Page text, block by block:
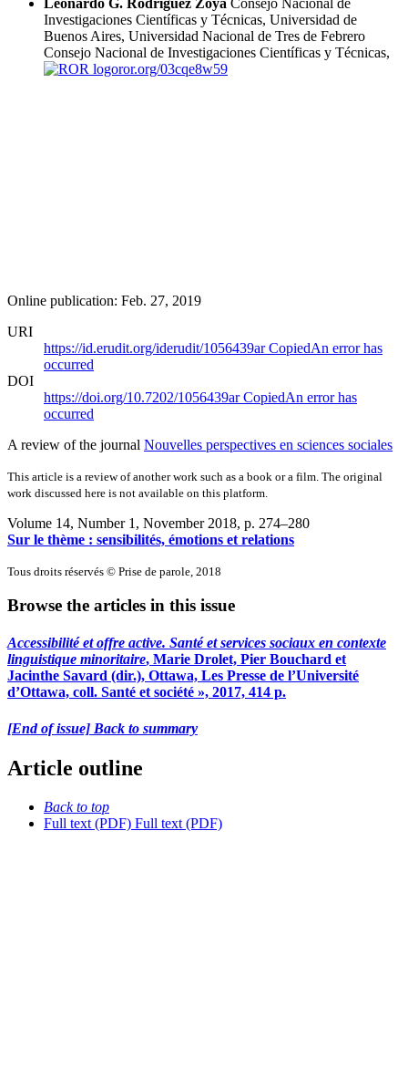
Investigaciones Científicas y Técnicas, Universidad de
Buenos Aires, Universidad Nacional de Tres de Febrero
Consejo Nacional de Investigaciones Científicas y Técnicas,
ror.org/03cqe8w59
Online publication: Feb. 27, 2019
URI
https://id.erudit.org/iderudit/1056439arCopiedAn error has
occurred
DOI
https://doi.org/10.7202/1056439arCopiedAn error has
occurred
A review of the journal Nouvelles perspectives en sciences sociales
This article is a review of another work such as a book or a film. The original
work discussed here is not available on this platform.
Volume 14, Number 1, November 2018, p. 274–280
Sur le thème : sensibilités, émotions et relations
Tous droits réservés © Prise de parole, 2018
Browse the articles in this issue
Accessibilité et offre active. Santé et services sociaux en contexte
linguistique minoritaire, Marie Drolet, Pier Bouchard et
Jacinthe Savard (dir.), Ottawa, Les Presse de l’Université
d’Ottawa, coll. Santé et société », 2017, 414 p.
[End of issue] Back to summary
Article outline
Back to top
Full text (PDF) Full text (PDF)